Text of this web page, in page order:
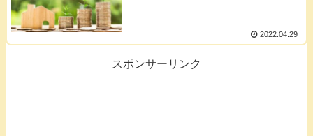
2022.04.29
スポンサーリンク